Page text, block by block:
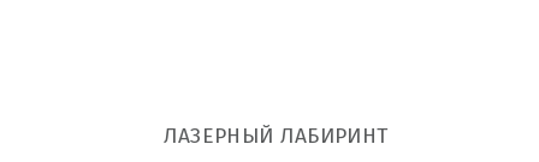
ЛАЗЕРНЫЙ ЛАБИРИНТ